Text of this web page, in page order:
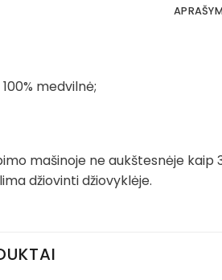
medvilnė;
mašinoje ne aukštesnėje
džiovinti džiovyklėje.